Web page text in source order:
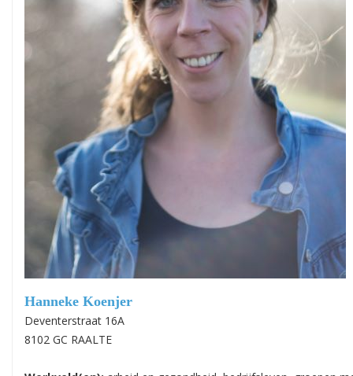
Hanneke Koenjer
Deventerstraat 16A
8102 GC RAALTE